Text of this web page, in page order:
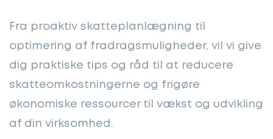
Fra proaktiv skatteplanlægning til
optimering af fradragsmuligheder, vil vi give
dig praktiske tips og råd til at reducere
skatteomkostningerne og frigøre
økonomiske ressourcer til vækst og udvikling
af din virksomhed.